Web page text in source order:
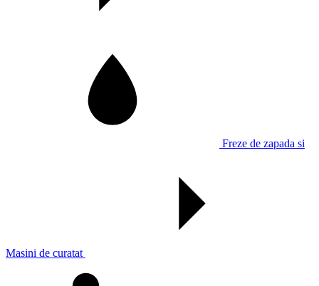
Freze de zapada si
Masini de curatat